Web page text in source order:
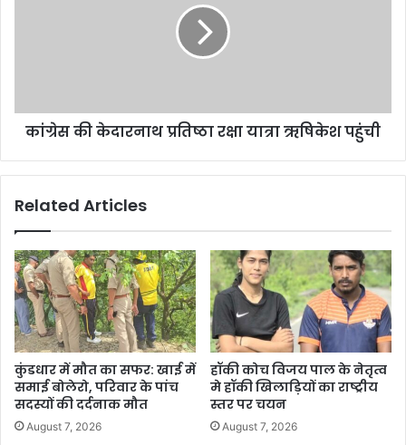
कांग्रेस की केदारनाथ प्रतिष्ठा रक्षा यात्रा ऋषिकेश पहुंची
Related Articles
कुंडधार में मौत का सफर: खाई में
समाई बोलेरो, परिवार के पांच
सदस्यों की दर्दनाक मौत
August 7, 2026
हॉकी कोच विजय पाल के नेतृत्व
मे हॉकी खिलाड़ियों का राष्ट्रीय
स्तर पर चयन
August 7, 2026